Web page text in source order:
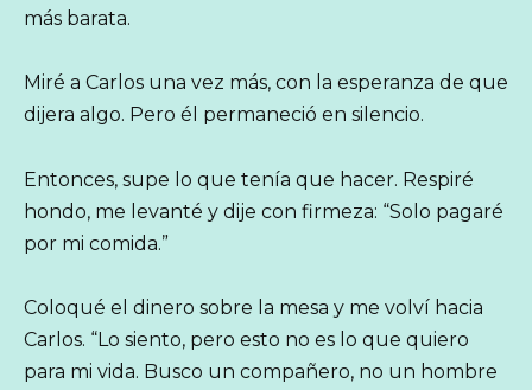
más barata.
Miré a Carlos una vez más, con la esperanza de que
dijera algo. Pero él permaneció en silencio.
Entonces, supe lo que tenía que hacer. Respiré
hondo, me levanté y dije con firmeza: “Solo pagaré
por mi comida.”
Coloqué el dinero sobre la mesa y me volví hacia
Carlos. “Lo siento, pero esto no es lo que quiero
para mi vida. Busco un compañero, no un hombre